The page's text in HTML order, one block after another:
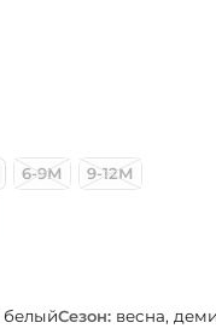
6-9М 9-12М
белыйСезон: весна,